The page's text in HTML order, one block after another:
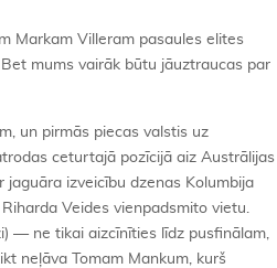
Markam Villeram pasaules elites
mums vairāk būtu jāuztraucas par
un pirmās piecas valstis uz
ceturtajā pozīcijā aiz Austrālijas
jaguāra izveicību dzenas Kolumbija
Veides vienpadsmito vietu.
— ne tikai aizcīnīties līdz pusfinālam,
neļāva Tomam Mankum, kurš